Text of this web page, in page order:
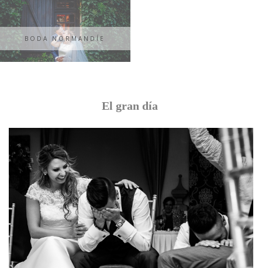
BODA NORMANDÍE
ONDARRETA {PATRICIA +
El gran día